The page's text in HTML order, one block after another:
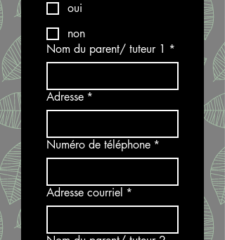
oui
non
Nom du parent/ tuteur 1 *
Adresse *
Numéro de téléphone *
Adresse courriel *